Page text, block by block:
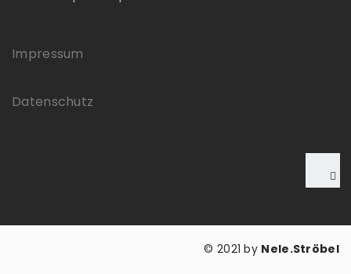
Impressum
Datenschutz
© 2021 by Nele.Ströbel